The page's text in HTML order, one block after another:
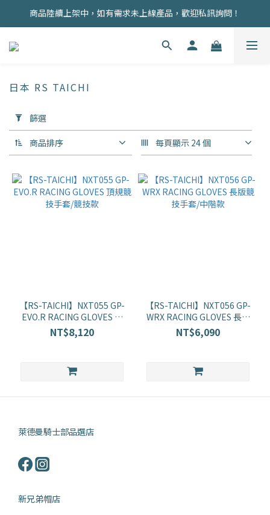
商品均為現貨，歡迎直接下單！
商品陸續上架中，如有需求未上線產品，歡迎私訊詢問！
註冊會員即贈100元購物金！
用
篩
選
(0/20)
價格
牌
RSTAICHI
日本 RS TAICHI
篩選
商品排序 每頁顯示 24 個
【RS-TAICHI】NXT055 GP-
EVO.R RACING GLOVES 頂
規競技手套/競技款
NT$8,120
【RS-TAICHI】NXT056 GP-
WRX RACING GLOVES 長版
競技手套/中階款
NT$6,090
萊德曼騎士部品選店
新兄弟帽店